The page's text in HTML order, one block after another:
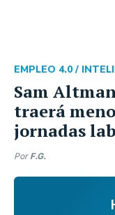
Sam
traerá
jornadas
EMPLEO 4.0 /
Por F.G.